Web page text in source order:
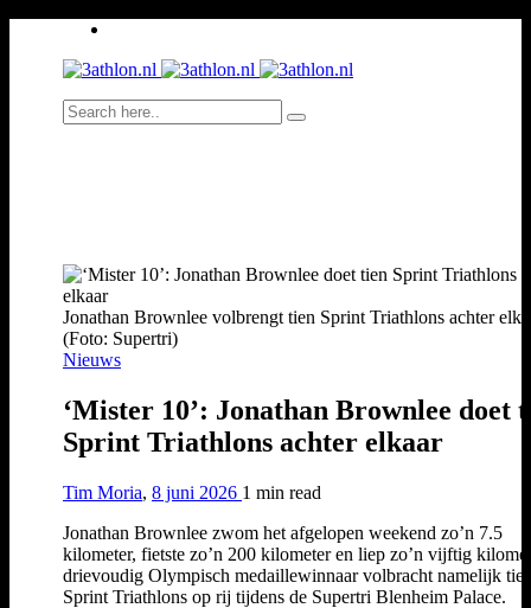
Jonathan Brownlee volbrengt tien Sprint Triathlons achter
(Foto: Supertri)
Nieuws
‘Mister 10’: Jonathan Brownlee doet
Sprint Triathlons achter elkaar
Tim Moria, 8 juni 2026 1 min read
Jonathan Brownlee zwom het afgelopen weekend zo’n 7.5
kilometer, fietste zo’n 200 kilometer en liep zo’n vijftig
drievoudig Olympisch medaillewinnaar volbracht namelijk
Sprint Triathlons op rij tijdens de Supertri Blenheim Palace.